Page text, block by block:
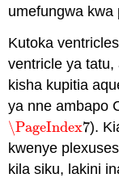
umefungwa kwa
Kutoka
ventricle ya
kisha kupitia
ya nne ambapo
\PageIndex7
\PageIndex7).
kwenye
kila siku, lakini